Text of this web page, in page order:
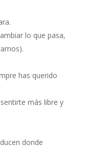
lo que pasa,
has querido
más libre y
donde